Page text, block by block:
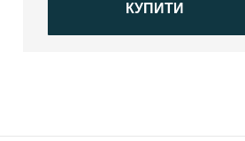
КУПИТИ